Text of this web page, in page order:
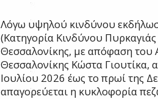
Λόγω υψηλού κινδύνου
(Κατηγορία Κινδύνου
Θεσσαλονίκης, με απόφαση του
Θεσσαλονίκης Κώστα Γιουτίκα,
Ιουλίου 2026 έως το πρωί της
απαγορεύεται η κυκλοφορία